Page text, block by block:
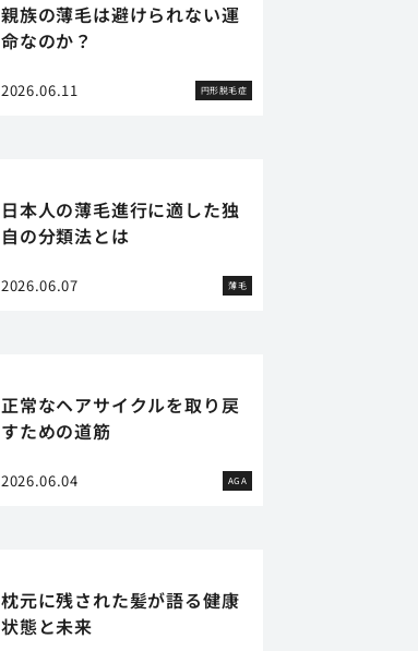
親族の薄毛は避けられない運
命なのか？
2026.06.11 円形脱毛症
日本人の薄毛進行に適した独
自の分類法とは
2026.06.07 薄毛
正常なヘアサイクルを取り戻
すための道筋
2026.06.04 AGA
枕元に残された髪が語る健康
状態と未来